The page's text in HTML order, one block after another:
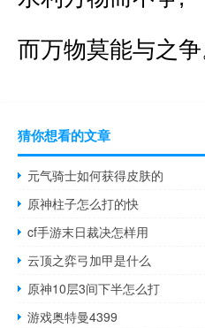
而万物莫能与之争
猜你想看的文章
元气骑士如何获得皮肤的
原神柱子怎么打的快
cf手游末日裁决怎样用
云顶之弈弓加甲是什么
原神10层3间下半怎么打
游戏奥特曼4399